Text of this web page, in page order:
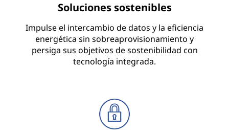
Soluciones sostenibles
Impulse el intercambio de datos y la eficiencia
energética sin sobreaprovisionamiento y
persiga sus objetivos de sostenibilidad con
tecnología integrada.